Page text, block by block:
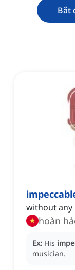
Bắt
without any
hoàn
Ex: His
musician.